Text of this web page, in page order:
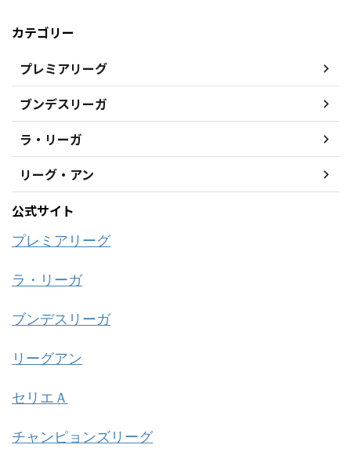
カテゴリー
プレミアリーグ
ブンデスリーガ
ラ・リーガ
リーグ・アン
公式サイト
プレミアリーグ
ラ・リーガ
ブンデスリーガ
リーグアン
セリエＡ
チャンピョンズリーグ